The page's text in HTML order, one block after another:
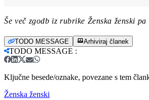
Še več zgodb iz rubrike Ženska ženski pa
TODO MESSAGE Arhiviraj članek
TODO MESSAGE :
Ključne besede/oznake, povezane s tem
Ženska ženski